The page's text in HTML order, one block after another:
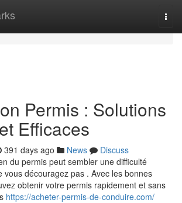
Permis : Solutions
Efficaces
391 days ago News
Discuss
du permis peut sembler une difficulté
vous découragez pas . Avec les bonnes
obtenir votre permis rapidement et sans
https://acheter-permis-de-conduire.com/